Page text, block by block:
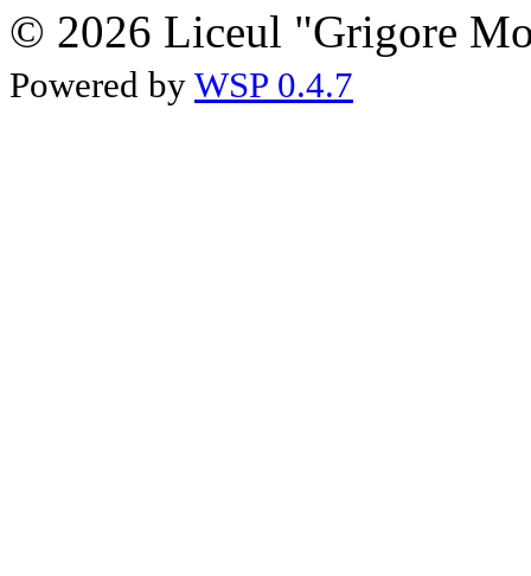
© 2026 Liceul "Grigore
Powered by WSP 0.4.7